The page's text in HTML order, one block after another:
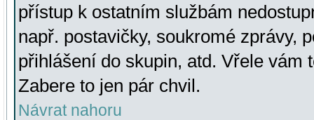
přístup k ostatním službám
např. postavičky, soukromé zprávy,
přihlášení do skupin, atd. Vřele vám
Zabere to jen pár chvil.
Návrat nahoru